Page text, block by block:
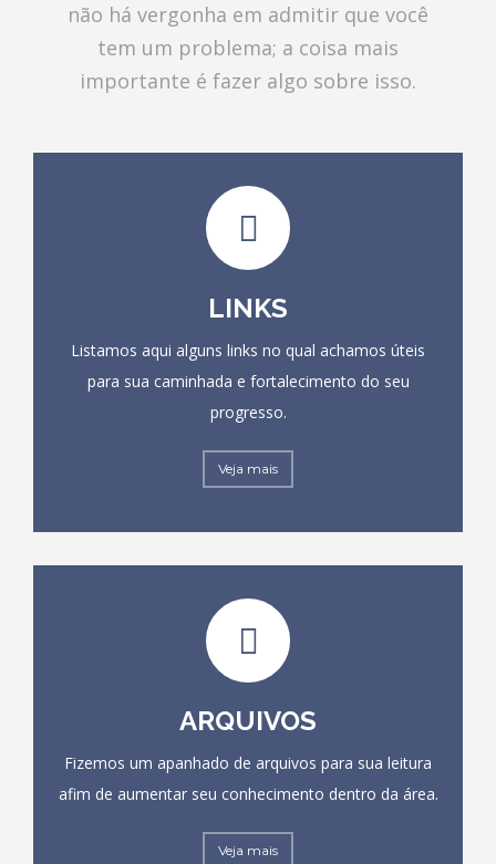
não há vergonha em admitir que você
tem um problema; a coisa mais
importante é fazer algo sobre isso.
LINKS
Listamos aqui alguns links no qual achamos úteis
para sua caminhada e fortalecimento do seu
progresso.
Veja mais
ARQUIVOS
Fizemos um apanhado de arquivos para sua leitura
afim de aumentar seu conhecimento dentro da área.
Veja mais